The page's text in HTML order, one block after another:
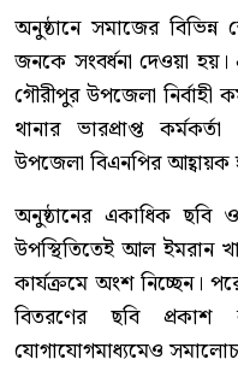
অনুষ্ঠানে সমাজের বিভিন্ন
জনকে সংবর্ধনা দেওয়া
গৌরীপুর উপজেলা নির্বাহী
থানার ভারপ্রাপ্ত
উপজেলা বিএনপির আহ্বায়ক
অনুষ্ঠানের একাধিক ছবি
উপস্থিতিতেই আল ইমরান
কার্যক্রমে অংশ নিচ্ছেন।
বিতরণের ছবি প্রকাশ
যোগাযোগমাধ্যমেও